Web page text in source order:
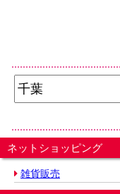
ネットショッピング
雑貨販売